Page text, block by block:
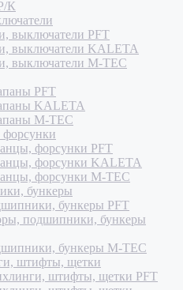
К
выключатели PFT
выключатели KALETA
выключатели M-TEC
PFT
KALETA
M-TEC
форсунки PFT
форсунки KALETA
форсунки M-TEC
бункеры
бункеры PFT
подшипники, бункеры
бункеры M-TEC
штифты, щетки
штифты, щетки PFT